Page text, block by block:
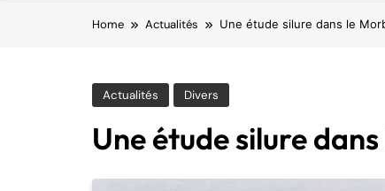
Home Actualités Une étude silure dans le
Actualités Divers
Une étude silure